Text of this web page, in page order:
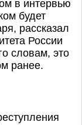
в интервью
будет
рассказал
России
словам, это
ранее.